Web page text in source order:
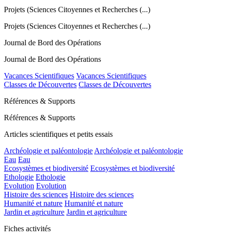
Projets (Sciences Citoyennes et Recherches (...)
Projets (Sciences Citoyennes et Recherches (...)
Journal de Bord des Opérations
Journal de Bord des Opérations
Vacances Scientifiques Vacances Scientifiques
Classes de Découvertes Classes de Découvertes
Références & Supports
Références & Supports
Articles scientifiques et petits essais
Archéologie et paléontologie Archéologie et paléontologie
Eau Eau
Ecosystèmes et biodiversité Ecosystèmes et biodiversité
Ethologie Ethologie
Evolution Evolution
Histoire des sciences Histoire des sciences
Humanité et nature Humanité et nature
Jardin et agriculture Jardin et agriculture
Fiches activités